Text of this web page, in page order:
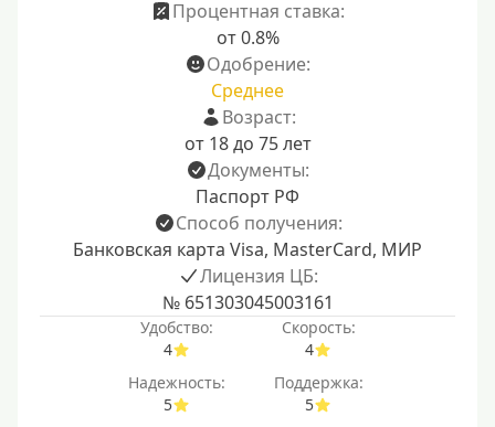
Процентная ставка:
от 0.8%
Одобрение:
Среднее
Возраст:
от 18 до 75 лет
Документы:
Паспорт РФ
Способ получения:
Банковская карта Visa, MasterCard, МИР
Лицензия ЦБ:
№ 651303045003161
Удобство:
4
Скорость:
4
Надежность:
5
Поддержка:
5